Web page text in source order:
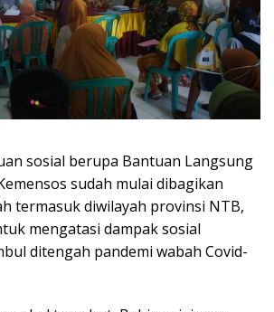
sosial berupa Bantuan Langsung
sudah mulai dibagikan
termasuk diwilayah provinsi NTB,
mengatasi dampak sosial
ditengah pandemi wabah Covid-